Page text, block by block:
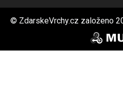
© ZdarskeVrchy.cz založeno